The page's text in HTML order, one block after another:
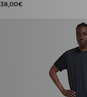
38,00€